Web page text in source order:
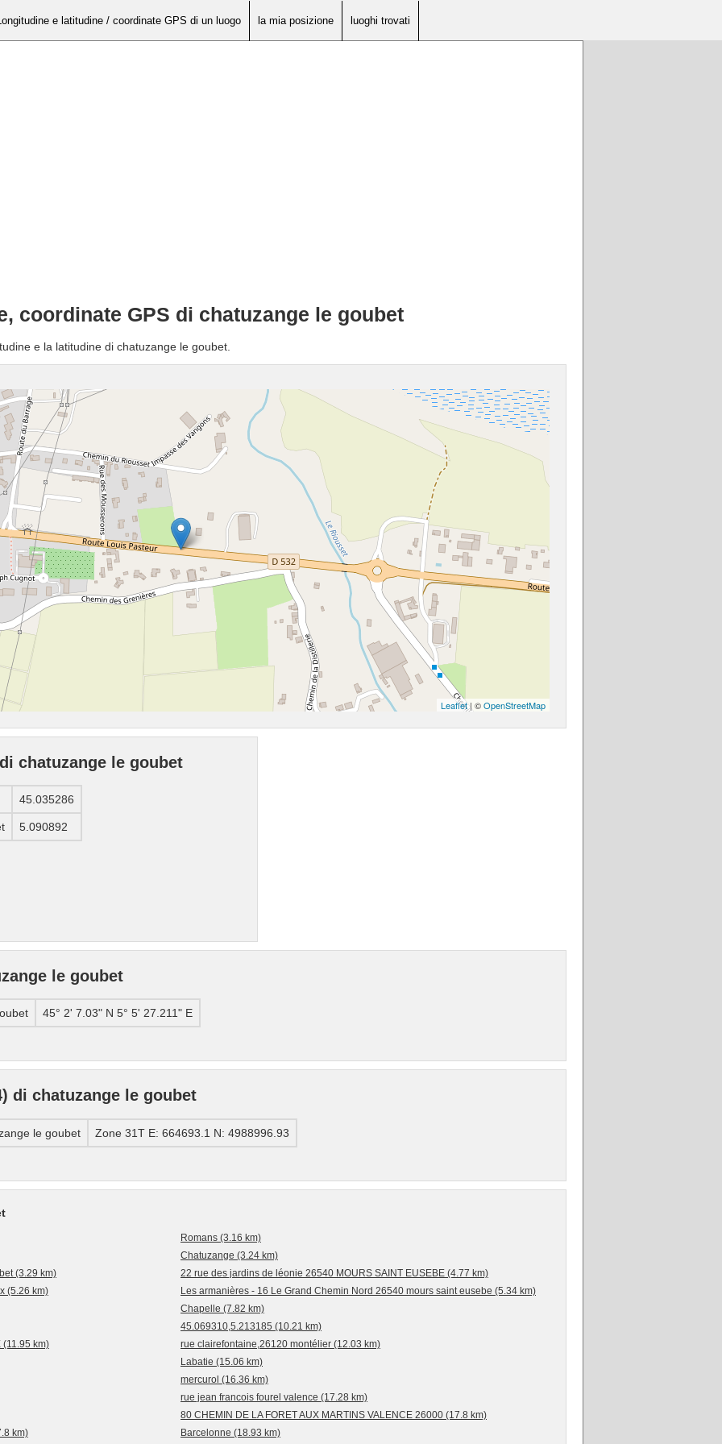
e latitudine / coordinate GPS di un luogo la mia posizione luoghi trovati
coordinate GPS di chatuzange le goubet
e la latitudine di chatuzange le goubet.
Leaflet| ©OpenStreetMap
chatuzange le goubet
45.035286
5.090892
le goubet
45° 2' 7.03" N 5° 5' 27.211" E
di chatuzange le goubet
le goubet Zone 31T E: 664693.1 N: 4988996.93
Romans (3.16 km)
Chatuzange (3.24 km)
(3.29 km)
22 rue des jardins de léonie 26540 MOURS SAINT EUSEBE (4.77 km)
(5.26 km)
Les armanières - 16 Le Grand Chemin Nord 26540 mours saint eusebe (5.34 km)
Chapelle (7.82 km)
45.069310,5.213185 (10.21 km)
(11.95 km)
rue clairefontaine,26120 montélier (12.03 km)
Labatie (15.06 km)
mercurol (16.36 km)
rue jean francois fourel valence (17.28 km)
80 CHEMIN DE LA FORET AUX MARTINS VALENCE 26000 (17.8 km)
km)
Barcelonne (18.93 km)